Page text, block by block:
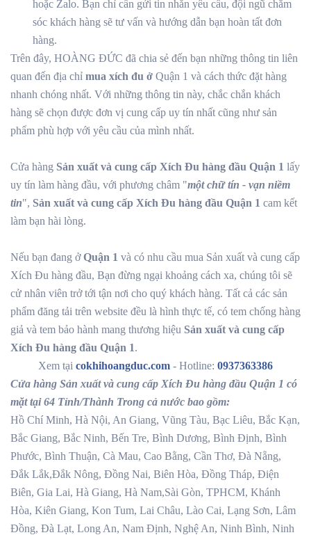
hoặc Zalo. Bạn chỉ cần gửi tin nhắn yêu cầu, đội ngũ chăm
sóc khách hàng sẽ tư vấn và hướng dẫn bạn hoàn tất đơn
hàng.
Trên đây, HOÀNG ĐỨC đã chia sẻ đến bạn những thông tin liên
quan đến địa chỉ mua xích đu ở Quận 1 và cách thức đặt hàng
nhanh chóng nhất. Với những thông tin này, chắc chắn khách
hàng sẽ chọn được đơn vị cung cấp uy tín nhất cũng như sản
phẩm phù hợp với yêu cầu của mình nhất.
Cửa hàng Sản xuất và cung cấp Xích Đu hàng đầu Quận 1 lấy
uy tín làm hàng đầu, với phương châm "một chữ tín - vạn niềm
tin", Sản xuất và cung cấp Xích Đu hàng đầu Quận 1 cam kết
làm bạn hài lòng.
Nếu bạn đang ởQuận 1 và có nhu cầu mua Sản xuất và cung cấp
Xích Đu hàng đầu, Bạn đừng ngại khoảng cách xa, chúng tôi sẽ
cử nhân viên trở tới tận nơi cho quý khách hàng. Tất cả các sản
phẩm đăng tải trên website đều là hình thực tế, có tem chống hàng
giả và tem bảo hành mang thương hiệu Sản xuất và cung cấp
Xích Đu hàng đầu Quận 1.
Xem tại cokhihoangduc.com - Hotline: 0937363386
Cửa hàng Sản xuất và cung cấp Xích Đu hàng đầu Quận 1 có
mặt tại 64 Tỉnh/Thành Trong cả nước bao gồm:
Hồ Chí Minh, Hà Nội, An Giang, Vũng Tàu, Bạc Liêu, Bắc Kạn,
Bắc Giang, Bắc Ninh, Bến Tre, Bình Dương, Bình Định, Bình
Phước, Bình Thuận, Cà Mau, Cao Bằng, Cần Thơ, Đà Nẵng,
Đắk Lắk,Đắk Nông, Đồng Nai, Biên Hòa, Đồng Tháp, Điện
Biên, Gia Lai, Hà Giang, Hà Nam,Sài Gòn, TPHCM, Khánh
Hòa, Kiên Giang, Kon Tum, Lai Châu, Lào Cai, Lạng Sơn, Lâm
Đồng, Đà Lạt, Long An, Nam Định, Nghệ An, Ninh Bình, Ninh